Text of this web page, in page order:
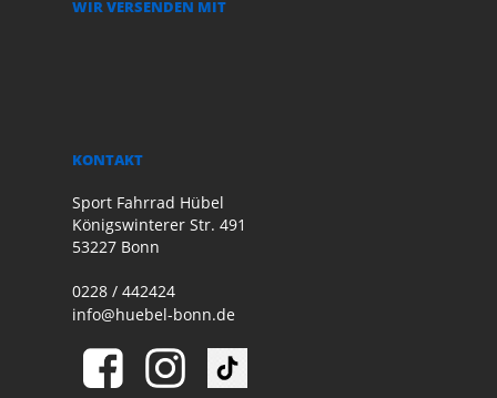
WIR VERSENDEN MIT
KONTAKT
Sport Fahrrad Hübel
Königswinterer Str. 491
53227 Bonn
0228 / 442424
info@huebel-bonn.de